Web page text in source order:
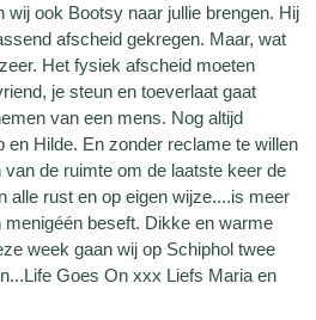
wij ook Bootsy naar jullie brengen. Hij
afscheid gekregen. Maar, wat
Het fysiek afscheid moeten
je steun en toeverlaat gaat
van een mens. Nog altijd
en Hilde. En zonder reclame te willen
de ruimte om de laatste keer de
alle rust en op eigen wijze....is meer
beseft. Dikke en warme
week gaan wij op Schiphol twee
Goes On xxx Liefs Maria en